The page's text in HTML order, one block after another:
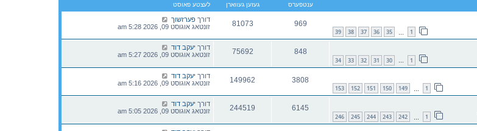
ענטפערס געזען געווארן לעצטע פאוסט
1
35
36
37
38
39
969
81073 דורך פערזשוך
זונטאג אוגוסט 09, 2026 5:28 am
1
…
30
31
32
33
34
848
75692 דורך יעקב דוד
זונטאג אוגוסט 09, 2026 5:27 am
1
149
150
151
152
153
3808
149962 דורך יעקב דוד
זונטאג אוגוסט 09, 2026 5:16 am
1
242
243
244
245
246
6145
244519 דורך יעקב דוד
זונטאג אוגוסט 09, 2026 5:05 am